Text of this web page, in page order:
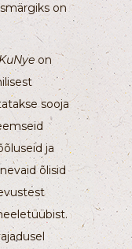
on
KuNyeon
sooja
ja
õlisid